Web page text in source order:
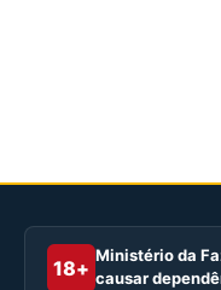
18+
Ministério da
causar